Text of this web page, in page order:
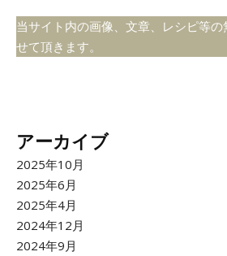
当サイト内の画像、文章、レシピ等
せて頂きます。
アーカイブ
2025年10月
2025年6月
2025年4月
2024年12月
2024年9月